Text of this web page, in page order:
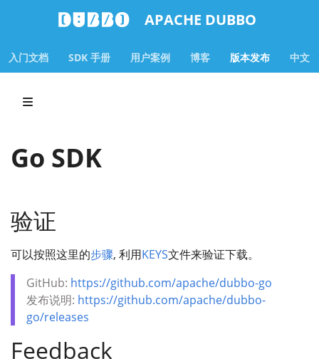
APACHE DUBBO
入门文档 SDK 手册 用户案例 博客 版本发布 中文
Go SDK
验证
可以按照这里的步骤, 利用KEYS文件来验证下载。
GitHub: https://github.com/apache/dubbo-go
发布说明: https://github.com/apache/dubbo-
go/releases
Feedback